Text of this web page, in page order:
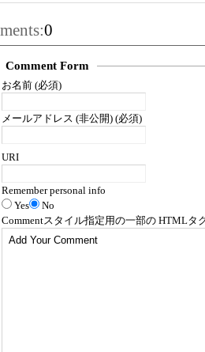
0
Comment Form
お名前 (必須)
メールアドレス (非公開) (必須)
URI
Remember personal info
Yes
No
Commentスタイル指定用の一部の HTMLタ